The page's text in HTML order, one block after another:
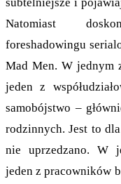
Natomiast
foreshadowingu
Mad Men. W jednym
jeden z
samobójstwo –
rodzinnych. Jest to
nie uprzedzano. W
jeden z pracowników